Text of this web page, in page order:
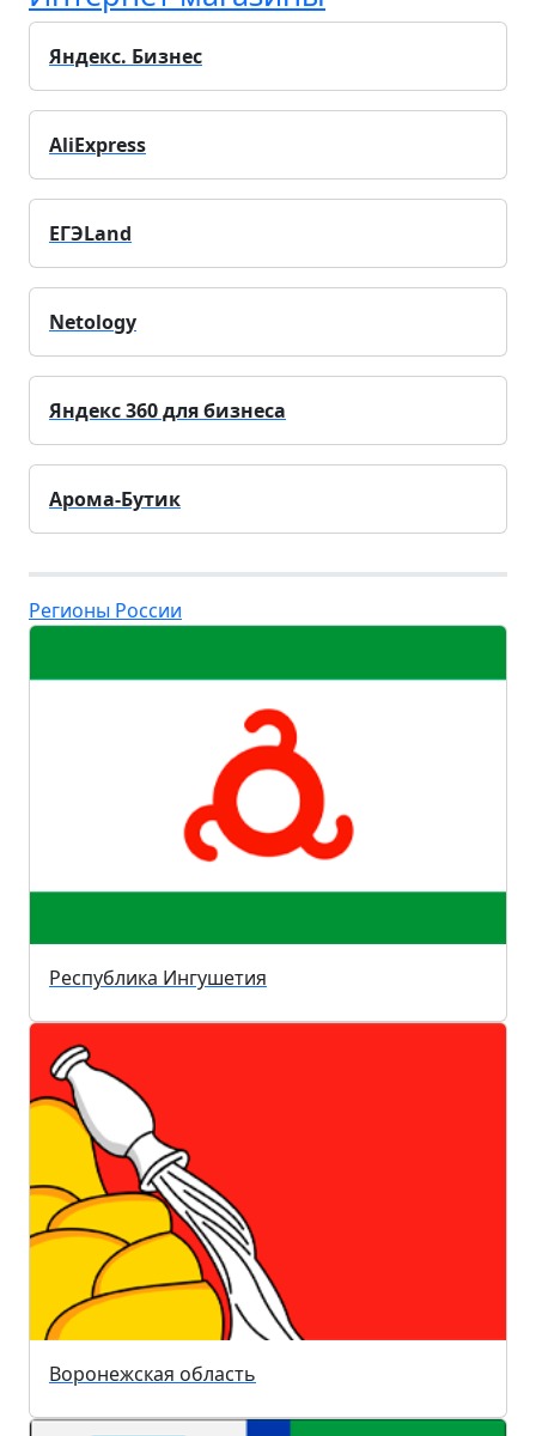
Яндекс. Бизнес
AliExpress
ЕГЭLand
Netology
Яндекс 360 для бизнеса
Арома-Бутик
Регионы России
Республика Ингушетия
Воронежская область